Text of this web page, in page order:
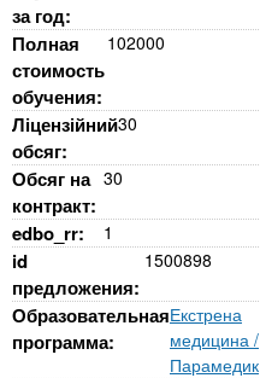
за год:
Полная
стоимость
обучения:
102000
Ліцензійний
обсяг:
30
Обсяг на
контракт:
30
edbo_rr: 1
id
предложения:
1500898
Образовательная
программа:
Екстрена
медицина /
Парамедик